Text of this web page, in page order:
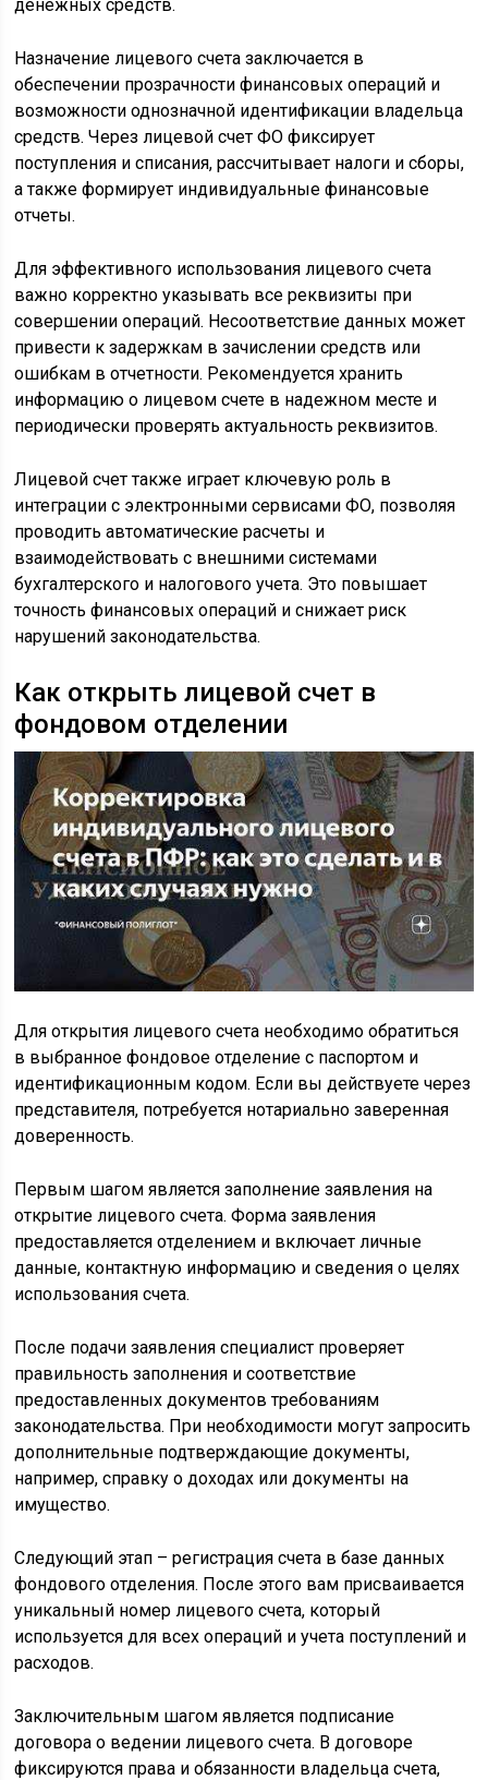
денежных средств.
Назначение лицевого счета заключается в
обеспечении прозрачности финансовых операций и
возможности однозначной идентификации владельца
средств. Через лицевой счет ФО фиксирует
поступления и списания, рассчитывает налоги и сборы,
а также формирует индивидуальные финансовые
отчеты.
Для эффективного использования лицевого счета
важно корректно указывать все реквизиты при
совершении операций. Несоответствие данных может
привести к задержкам в зачислении средств или
ошибкам в отчетности. Рекомендуется хранить
информацию о лицевом счете в надежном месте и
периодически проверять актуальность реквизитов.
Лицевой счет также играет ключевую роль в
интеграции с электронными сервисами ФО, позволяя
проводить автоматические расчеты и
взаимодействовать с внешними системами
бухгалтерского и налогового учета. Это повышает
точность финансовых операций и снижает риск
нарушений законодательства.
Как открыть лицевой счет в
фондовом отделении
Для открытия лицевого счета необходимо обратиться
в выбранное фондовое отделение с паспортом и
идентификационным кодом. Если вы действуете через
представителя, потребуется нотариально заверенная
доверенность.
Первым шагом является заполнение заявления на
открытие лицевого счета. Форма заявления
предоставляется отделением и включает личные
данные, контактную информацию и сведения о целях
использования счета.
После подачи заявления специалист проверяет
правильность заполнения и соответствие
предоставленных документов требованиям
законодательства. При необходимости могут запросить
дополнительные подтверждающие документы,
например, справку о доходах или документы на
имущество.
Следующий этап – регистрация счета в базе данных
фондового отделения. После этого вам присваивается
уникальный номер лицевого счета, который
используется для всех операций и учета поступлений и
расходов.
Заключительным шагом является подписание
договора о ведении лицевого счета. В договоре
фиксируются права и обязанности владельца счета,